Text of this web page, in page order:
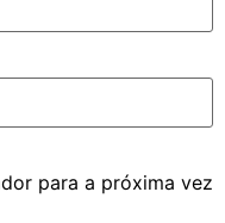
para a próxima vez